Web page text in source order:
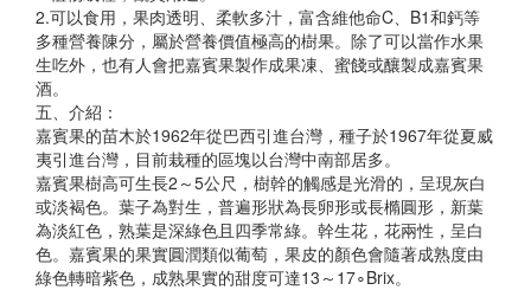
2.可以食用，果肉透明、柔軟多汁，富含維他命C、B1和鈣等
多種營養陳分，屬於營養價值極高的樹果。除了可以當作水果
生吃外，也有人會把嘉賓果製作成果凍、蜜餞或釀製成嘉賓果
酒。
五、介紹：
嘉賓果的苗木於1962年從巴西引進台灣，種子於1967年從夏威
夷引進台灣，目前栽種的區塊以台灣中南部居多。
嘉賓果樹高可生長2～5公尺，樹幹的觸感是光滑的，呈現灰白
或淡褐色。葉子為對生，普遍形狀為長卵形或長橢圓形，新葉
為淡紅色，熟葉是深綠色且四季常綠。幹生花，花兩性，呈白
色。嘉賓果的果實圓潤類似葡萄，果皮的顏色會隨著成熟度由
綠色轉暗紫色，成熟果實的甜度可達13～17∘Brix。